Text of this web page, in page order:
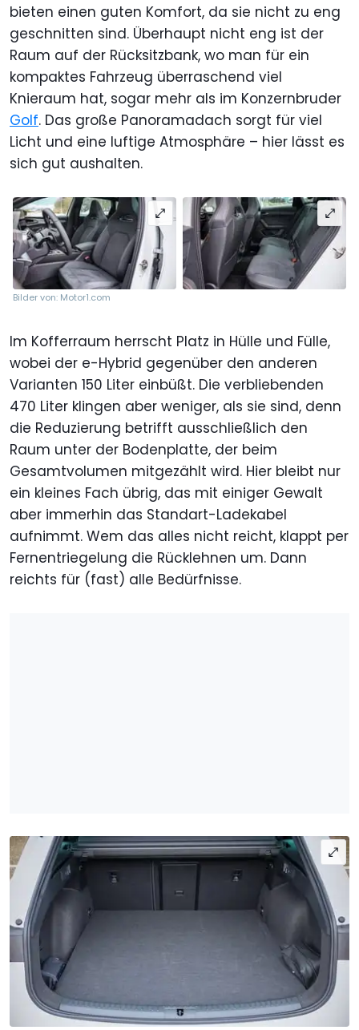
bieten einen guten Komfort, da sie nicht zu eng
geschnitten sind. Überhaupt nicht eng ist der
Raum auf der Rücksitzbank, wo man für ein
kompaktes Fahrzeug überraschend viel
Knieraum hat, sogar mehr als im Konzernbruder
Golf. Das große Panoramadach sorgt für viel
Licht und eine luftige Atmosphäre – hier lässt es
sich gut aushalten.
Bilder von: Motor1.com
Im Kofferraum herrscht Platz in Hülle und Fülle,
wobei der e-Hybrid gegenüber den anderen
Varianten 150 Liter einbüßt. Die verbliebenden
470 Liter klingen aber weniger, als sie sind, denn
die Reduzierung betrifft ausschließlich den
Raum unter der Bodenplatte, der beim
Gesamtvolumen mitgezählt wird. Hier bleibt nur
ein kleines Fach übrig, das mit einiger Gewalt
aber immerhin das Standart-Ladekabel
aufnimmt. Wem das alles nicht reicht, klappt per
Fernentriegelung die Rücklehnen um. Dann
reichts für (fast) alle Bedürfnisse.